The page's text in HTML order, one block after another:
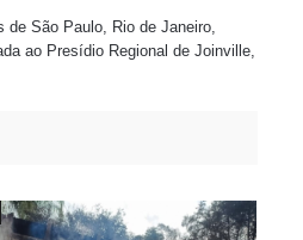
São Paulo, Rio de Janeiro,
ao Presídio Regional de Joinville,